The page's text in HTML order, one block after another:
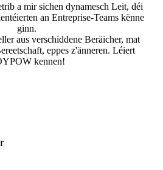
a mir sichen dynamesch Leit, déi
an Entreprise-Teams kënne
ginn.
aus verschiddene Beräicher, mat
eppes z'änneren. Léiert
kennen!